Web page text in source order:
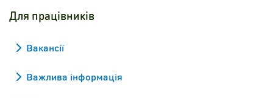
Для працівників
Вакансії
Важлива інформація